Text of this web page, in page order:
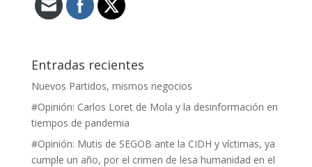
Entradas recientes
Nuevos Partidos, mismos negocios
#Opinión: Carlos Loret de Mola y la desinformación en
tiempos de pandemia
#Opinión: Mutis de SEGOB ante la CIDH y víctimas, ya
cumple un año, por el crimen de lesa humanidad en el